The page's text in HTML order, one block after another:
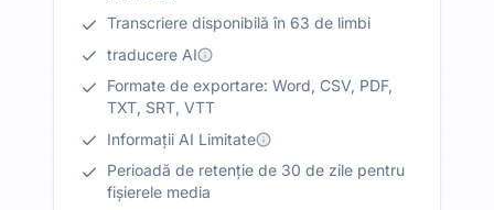
Transcriere disponibilă în 63 de limbi
traducere AI
Formate de exportare: Word, CSV, PDF,
TXT, SRT, VTT
Informații AI Limitate
Perioadă de retenție de 30 de zile pentru
fișierele media